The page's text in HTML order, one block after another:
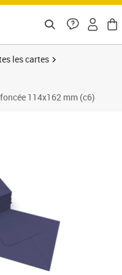
les cartes
114x162 mm (c6)